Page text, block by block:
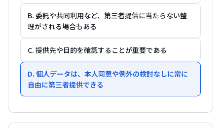
B. 委託や共同利用など、第三者提供に当たらない整
理がされる場合もある
C. 提供先や目的を確認することが重要である
D. 個人データは、本人同意や例外の検討なしに常に
自由に第三者提供できる